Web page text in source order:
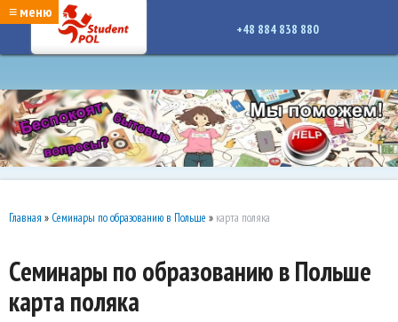
google-site-verification: google7a917c261df1566b.htmlgoogle-site-verification:
google7a917c261df1566b.html
≡ меню
+48 884 838 880
Главная » Семинары по образованию в Польше » карта поляка
Семинары по образованию в Польше
карта поляка